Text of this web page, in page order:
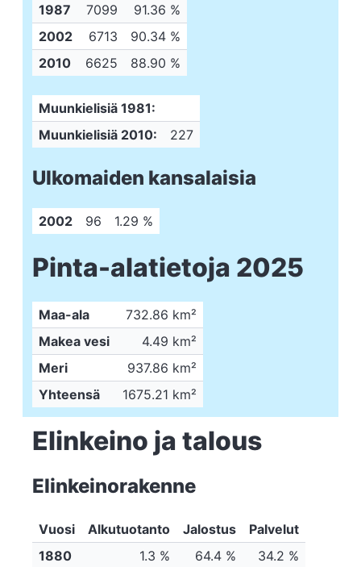
1987
7099
91.36 %
2002
6713
90.34 %
2010
6625 88.90 %
Muunkielisiä 1981:
Muunkielisiä 2010:
227
Ulkomaiden kansalaisia
2002 96 1.29 %
Pinta-alatietoja 2025
Maa-ala
732.86 km²
Makea vesi
4.49 km²
Meri
937.86 km²
Yhteensä
1675.21 km²
Elinkeino ja talous
Elinkeinorakenne
Vuosi Alkutuotanto Jalostus
Palvelut
1880
1.3 % 64.4 % 34.2 %